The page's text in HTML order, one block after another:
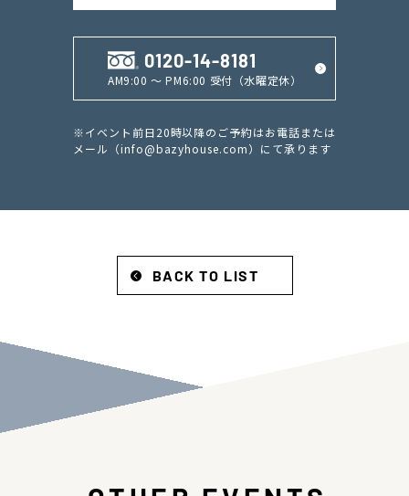
0120-14-8181
AM9:00 ～ PM6:00 受付（水曜定休）
※イベント前日20時以降のご予約はお電話または
メール（info@bazyhouse.com）にて承ります
BACK TO LIST